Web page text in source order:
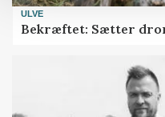
ULVE
Bekræftet: Sætter